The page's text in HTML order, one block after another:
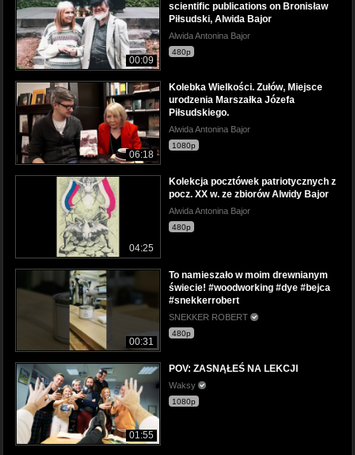
00:09
scientific publications on Bronisław
Piłsudski, Alwida Bajor
Alwida Antonina Bajor
480p
06:18
Kolebka Wielkości. Zułów, Miejsce
urodzenia Marszałka Józefa
Piłsudskiego.
Alwida Antonina Bajor
1080p
04:25
Kolekcja pocztówek patriotycznych z
pocz. XX w. ze zbiorów Alwidy Bajor
Alwida Antonina Bajor
480p
00:31
To namieszało w moim drewnianym
świecie! #woodworking #dye #bejca
#snekkerrobert
SNEKKER ROBERT
480p
01:55
POV: ZASNĄŁEŚ NA LEKCJI
Waksy
1080p